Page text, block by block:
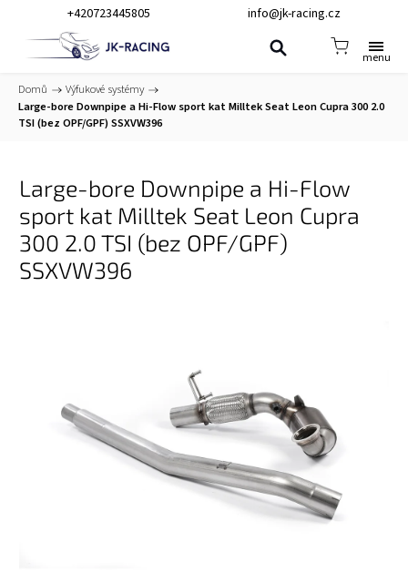
+420723445805 info@jk-racing.cz
Domů / Výfukové systémy /
Large-bore Downpipe a Hi-Flow sport kat Milltek Seat Leon Cupra 300 2.0
TSI (bez OPF/GPF) SSXVW396
Large-bore Downpipe a Hi-Flow
sport kat Milltek Seat Leon Cupra
300 2.0 TSI (bez OPF/GPF)
SSXVW396